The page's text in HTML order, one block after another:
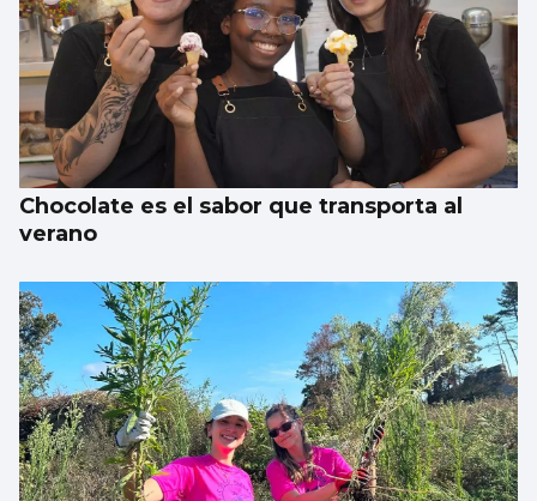
Chocolate es el sabor que transporta al
verano